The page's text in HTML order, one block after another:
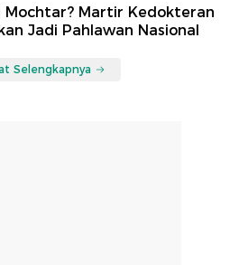
Mochtar? Martir Kedokteran
Jadi Pahlawan Nasional
Selengkapnya